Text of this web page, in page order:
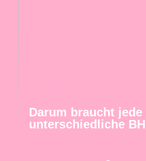
Darum braucht jede
unterschiedliche